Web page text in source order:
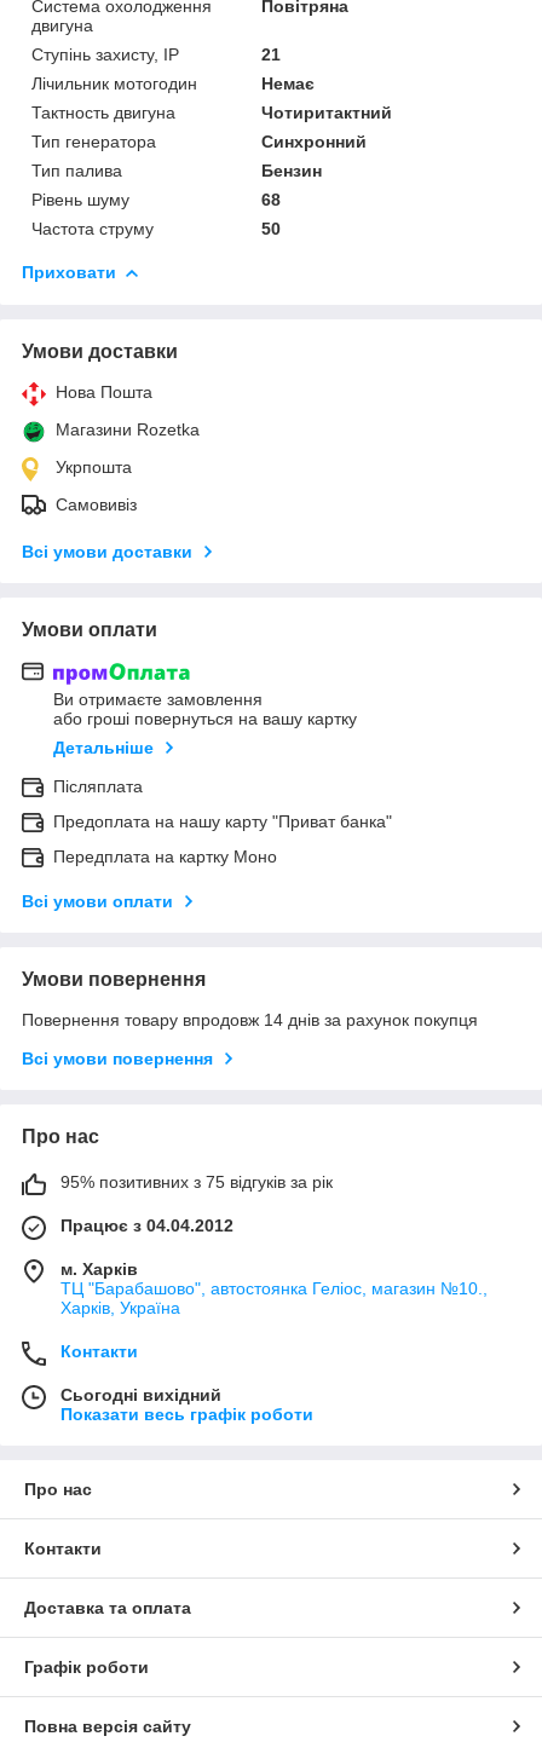
Система охолодження
двигуна
Повітряна
Ступінь захисту, IP
21
Лічильник мотогодин
Немає
Тактность двигуна
Чотиритактний
Тип генератора
Синхронний
Тип палива
Бензин
Рівень шуму
68
Частота струму
50
Приховати
Умови доставки
Нова Пошта
Магазини Rozetka
Укрпошта
Самовивіз
Всі умови доставки
Умови оплати
Ви отримаєте замовлення
або гроші повернуться на вашу картку
Детальніше
Післяплата
Предоплата на нашу карту "Приват банка"
Передплата на картку Моно
Всі умови оплати
Умови повернення
Повернення товару впродовж 14 днів за рахунок покупця
Всі умови повернення
Про нас
95% позитивних з 75 відгуків за рік
Працює з 04.04.2012
м. Харків
ТЦ "Барабашово", автостоянка Геліос, магазин №10.,
Харків, Україна
Контакти
Сьогодні вихідний
Показати весь графік роботи
Про нас
Контакти
Доставка та оплата
Графік роботи
Повна версія сайту